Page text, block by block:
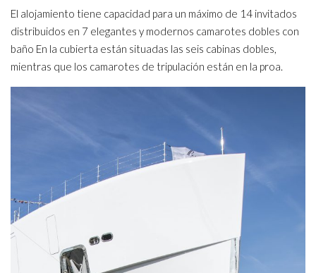
El alojamiento tiene capacidad para un máximo de 14 invitados
distribuidos en 7 elegantes y modernos camarotes dobles con
baño En la cubierta están situadas las seis cabinas dobles,
mientras que los camarotes de tripulación están en la proa.